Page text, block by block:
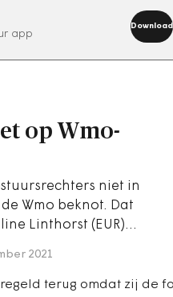
app
Download
nu
op Wmo-
niet in
Wmo beknot. Dat
Linthorst (EUR)…
2021
terug omdat zij de